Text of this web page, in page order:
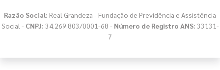
Razão Social: Real Grandeza - Fundação de Previdência e Assistência
Social - CNPJ: 34.269.803/0001-68 - Número de Registro ANS: 33131-
7